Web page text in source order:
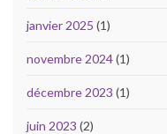
janvier 2025 (1)
novembre 2024(1)
décembre 2023 (1)
juin 2023 (2)